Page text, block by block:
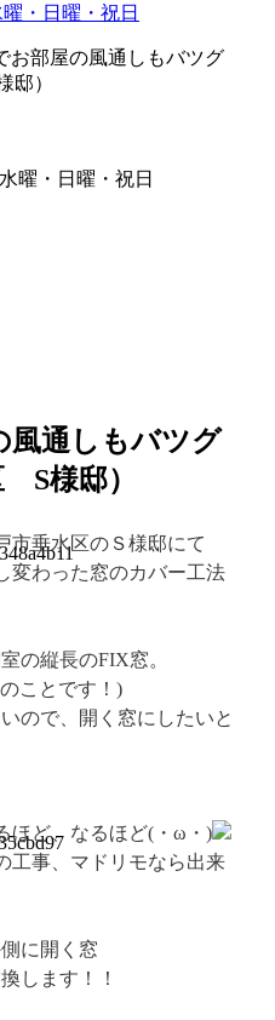
・日曜・祝日
お部屋の風通しもバツグ
邸）
曜・日曜・祝日
風通しもバツグ
S様邸）
市垂水区のＳ様邸にて
変わった窓のカバー工法
の縦長のFIX窓。
ことです！)
ので、開く窓にしたいと
ほど、なるほど(・ω・)
工事、マドリモなら出来
に開く窓
します！！